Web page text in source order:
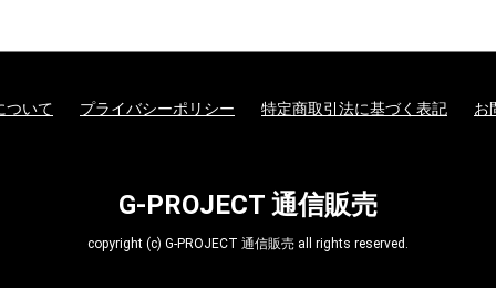
ついて プライバシーポリシー 特定商取引法に基づく表記 お
G-PROJECT 通信販売
copyright (c) G-PROJECT 通信販売 all rights reserved.